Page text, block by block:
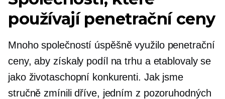
používají penetrační ceny
Mnoho společností úspěšně využilo penetrační
ceny, aby získaly podíl na trhu a etablovaly se
jako životaschopní konkurenti. Jak jsme
stručně zmínili dříve, jedním z pozoruhodných